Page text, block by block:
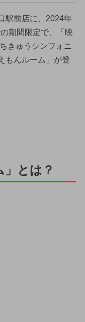
駅前店に、2024年
期間限定で、「映
きゅうシンフォニ
もんルーム」が登
」とは？